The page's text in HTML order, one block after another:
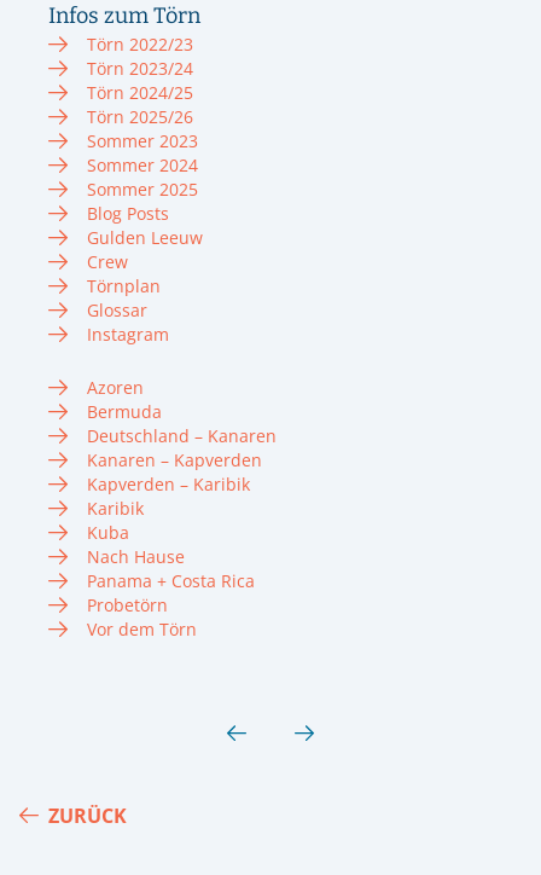
Infos zum Törn
Törn 2022/23
Törn 2023/24
Törn 2024/25
Törn 2025/26
Sommer 2023
Sommer 2024
Sommer 2025
Blog Posts
Gulden Leeuw
Crew
Törnplan
Glossar
Instagram
Azoren
Bermuda
Deutschland – Kanaren
Kanaren – Kapverden
Kapverden – Karibik
Karibik
Kuba
Nach Hause
Panama + Costa Rica
Probetörn
Vor dem Törn
ZURÜCK